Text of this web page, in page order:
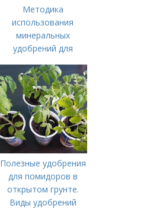
Методика
использования
минеральных
удобрений для
Минеральное
питание
Полезные удобрения
для помидоров в
открытом грунте.
Виды удобрений